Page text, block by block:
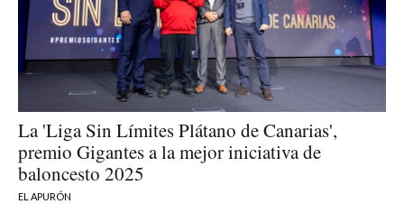
La 'Liga Sin Límites Plátano de Canarias',
premio Gigantes a la mejor iniciativa de
baloncesto 2025
EL APURÓN